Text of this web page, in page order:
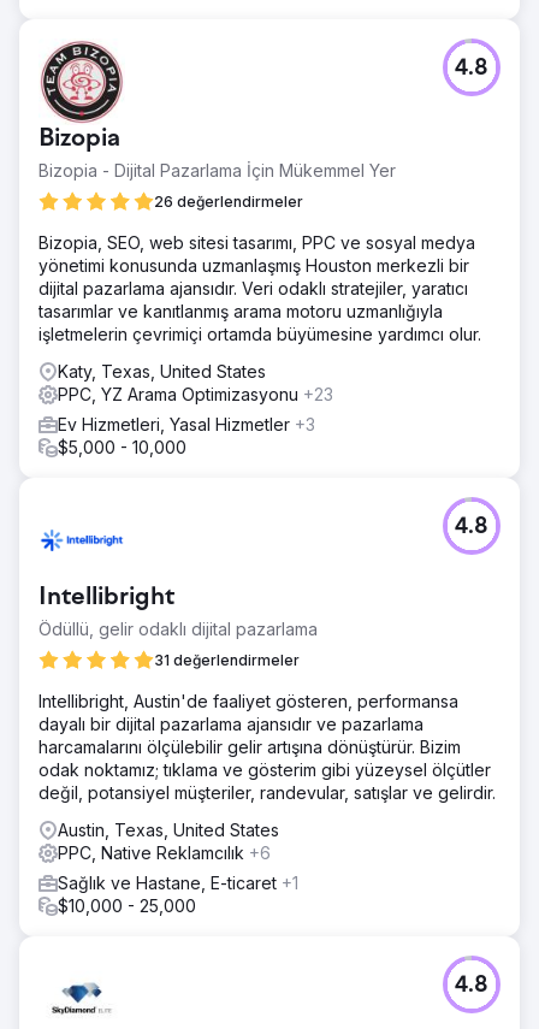
de önemli ölçüde artırarak hedeflenen dijital pazarlamanın
etkinliğini kanıtladı.
Bizopia
Bizopia - Dijital Pazarlama İçin Mükemmel Yer
26 değerlendirmeler
4.8
Bizopia, SEO, web sitesi tasarımı, PPC ve sosyal medya
yönetimi konusunda uzmanlaşmış Houston merkezli bir
dijital pazarlama ajansıdır. Veri odaklı stratejiler, yaratıcı
tasarımlar ve kanıtlanmış arama motoru uzmanlığıyla
işletmelerin çevrimiçi ortamda büyümesine yardımcı olur.
Katy, Texas, United States
PPC, YZ Arama Optimizasyonu +23
Ev Hizmetleri, Yasal Hizmetler +3
$5,000 - 10,000
Intellibright
Ödüllü, gelir odaklı dijital pazarlama
31 değerlendirmeler
4.8
Intellibright, Austin'de faaliyet gösteren, performansa
dayalı bir dijital pazarlama ajansıdır ve pazarlama
harcamalarını ölçülebilir gelir artışına dönüştürür. Bizim
odak noktamız; tıklama ve gösterim gibi yüzeysel ölçütler
değil, potansiyel müşteriler, randevular, satışlar ve gelirdir.
Austin, Texas, United States
PPC, Native Reklamcılık +6
Sağlık ve Hastane, E-ticaret +1
$10,000 - 25,000
4.8